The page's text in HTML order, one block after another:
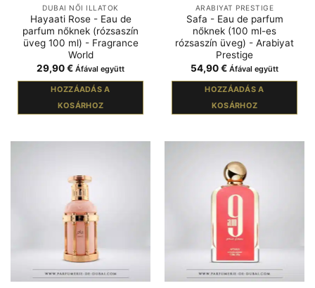
DUBAI NŐI ILLATOK
Hayaati Rose - Eau de
parfum nőknek (rózsaszín
üveg 100 ml) - Fragrance
World
29,90€ Áfával együtt
HOZZÁADÁS A
KOSÁRHOZ
ARABIYAT PRESTIGE
Safa - Eau de parfum
nőknek (100 ml-es
rózsaszín üveg) - Arabiyat
Prestige
54,90€ Áfával együtt
HOZZÁADÁS A
KOSÁRHOZ